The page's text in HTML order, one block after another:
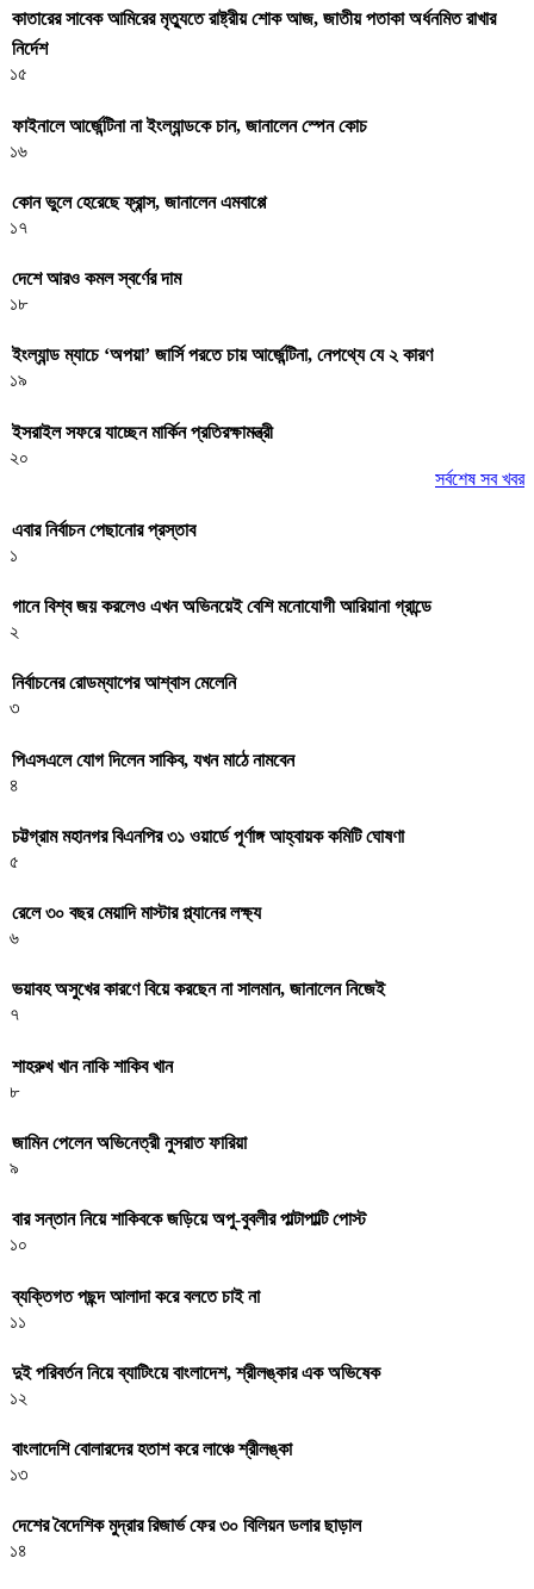
কাতারের সাবেক আমিরের মৃত্যুতে রাষ্ট্রীয় শোক আজ, জাতীয় পতাকা অর্ধনমিত রাখার
নির্দেশ
১৫
ফাইনালে আর্জেন্টিনা না ইংল্যান্ডকে চান, জানালেন স্পেন কোচ
১৬
কোন ভুলে হেরেছে ফ্রান্স, জানালেন এমবাপ্পে
১৭
দেশে আরও কমল স্বর্ণের দাম
১৮
ইংল্যান্ড ম্যাচে ‘অপয়া’ জার্সি পরতে চায় আর্জেন্টিনা, নেপথ্যে যে ২ কারণ
১৯
ইসরাইল সফরে যাচ্ছেন মার্কিন প্রতিরক্ষামন্ত্রী
২০
সর্বশেষ সব খবর
এবার নির্বাচন পেছানোর প্রস্তাব
১
গানে বিশ্ব জয় করলেও এখন অভিনয়েই বেশি মনোযোগী আরিয়ানা গ্রান্ডে
২
নির্বাচনের রোডম্যাপের আশ্বাস মেলেনি
৩
পিএসএলে যোগ দিলেন সাকিব, যখন মাঠে নামবেন
৪
চট্টগ্রাম মহানগর বিএনপির ৩১ ওয়ার্ডে পূর্ণাঙ্গ আহ্বায়ক কমিটি ঘোষণা
৫
রেলে ৩০ বছর মেয়াদি মাস্টার প্ল্যানের লক্ষ্য
৬
ভয়াবহ অসুখের কারণে বিয়ে করছেন না সালমান, জানালেন নিজেই
৭
শাহরুখ খান নাকি শাকিব খান
৮
জামিন পেলেন অভিনেত্রী নুসরাত ফারিয়া
৯
বার সন্তান নিয়ে শাকিবকে জড়িয়ে অপু-বুবলীর পাল্টাপাল্টি পোস্ট
১০
ব্যক্তিগত পছন্দ আলাদা করে বলতে চাই না
১১
দুই পরিবর্তন নিয়ে ব্যাটিংয়ে বাংলাদেশ, শ্রীলঙ্কার এক অভিষেক
১২
বাংলাদেশি বোলারদের হতাশ করে লাঞ্চে শ্রীলঙ্কা
১৩
দেশের বৈদেশিক মুদ্রার রিজার্ভ ফের ৩০ বিলিয়ন ডলার ছাড়াল
১৪